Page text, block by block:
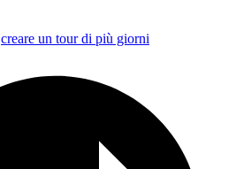
creare un tour di più giorni